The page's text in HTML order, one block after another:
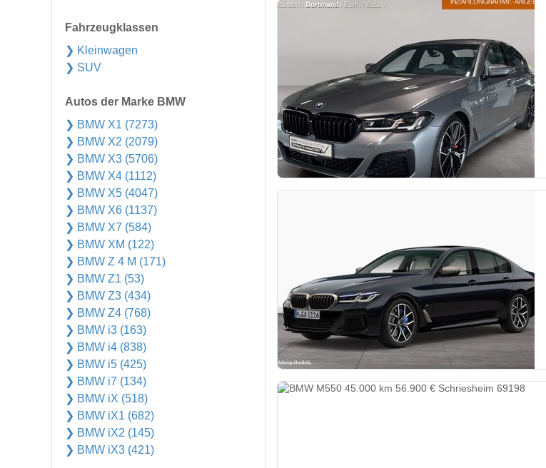
Fahrzeugklassen
❯ Kleinwagen
❯ SUV
Autos der Marke BMW
❯ BMW X1 (7273)
❯ BMW X2 (2079)
❯ BMW X3 (5706)
❯ BMW X4 (1112)
❯ BMW X5 (4047)
❯ BMW X6 (1137)
❯ BMW X7 (584)
❯ BMW XM (122)
❯ BMW Z 4 M (171)
❯ BMW Z1 (53)
❯ BMW Z3 (434)
❯ BMW Z4 (768)
❯ BMW i3 (163)
❯ BMW i4 (838)
❯ BMW i5 (425)
❯ BMW i7 (134)
❯ BMW iX (518)
❯ BMW iX1 (682)
❯ BMW iX2 (145)
❯ BMW iX3 (421)